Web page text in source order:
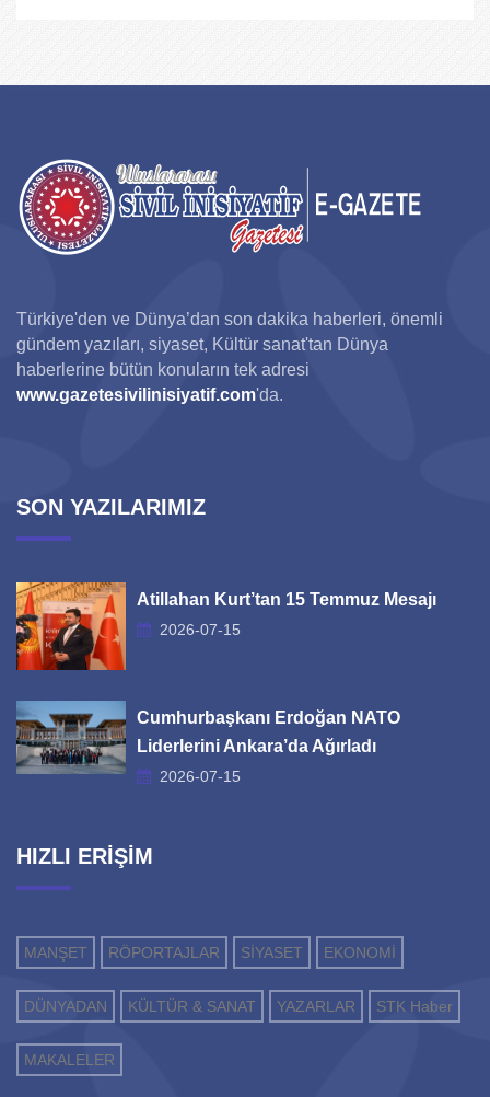
Türkiye'den ve Dünya’dan son dakika haberleri, önemli
gündem yazıları, siyaset, Kültür sanat'tan Dünya
haberlerine bütün konuların tek adresi
www.gazetesivilinisiyatif.com'da.
SON YAZILARIMIZ
Atillahan Kurt’tan 15 Temmuz Mesajı
2026-07-15
Cumhurbaşkanı Erdoğan NATO
Liderlerini Ankara’da Ağırladı
2026-07-15
HIZLI ERİŞİM
MANŞET RÖPORTAJLAR SİYASET EKONOMİ
DÜNYADAN KÜLTÜR & SANAT YAZARLAR STK Haber
MAKALELER